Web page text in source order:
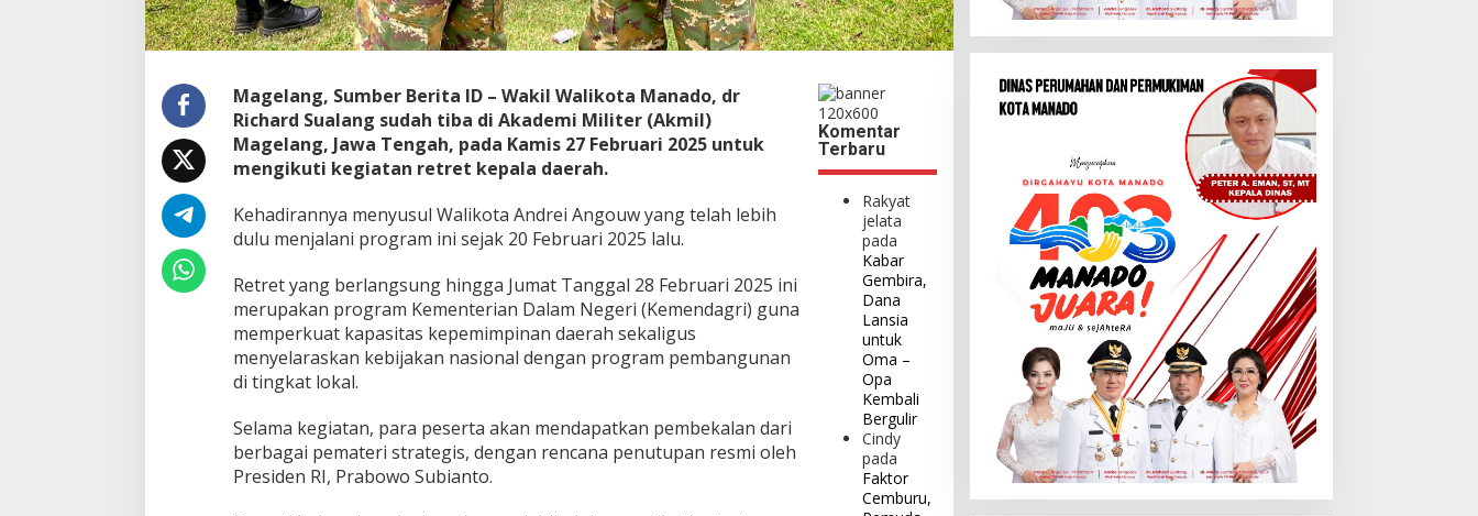
Magelang, Sumber Berita ID – Wakil Walikota Manado, dr
Richard Sualang sudah tiba di Akademi Militer (Akmil)
Magelang, Jawa Tengah, pada Kamis 27 Februari 2025 untuk
mengikuti kegiatan retret kepala daerah.
Kehadirannya menyusul Walikota Andrei Angouw yang telah lebih
dulu menjalani program ini sejak 20 Februari 2025 lalu.
Retret yang berlangsung hingga Jumat Tanggal 28 Februari 2025 ini
merupakan program Kementerian Dalam Negeri (Kemendagri) guna
memperkuat kapasitas kepemimpinan daerah sekaligus
menyelaraskan kebijakan nasional dengan program pembangunan
di tingkat lokal.
Selama kegiatan, para peserta akan mendapatkan pembekalan dari
berbagai pemateri strategis, dengan rencana penutupan resmi oleh
Presiden RI, Prabowo Subianto.
Komentar
Terbaru
Rakyat
jelata
pada
Kabar
Gembira,
Dana
Lansia
untuk
Oma –
Opa
Kembali
Bergulir
Cindy
pada
Faktor
Cemburu,